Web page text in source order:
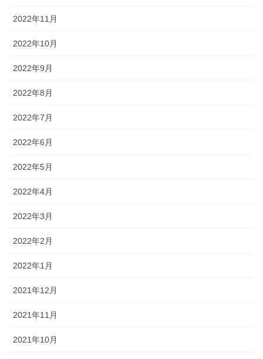
2022年11月
2022年10月
2022年9月
2022年8月
2022年7月
2022年6月
2022年5月
2022年4月
2022年3月
2022年2月
2022年1月
2021年12月
2021年11月
2021年10月